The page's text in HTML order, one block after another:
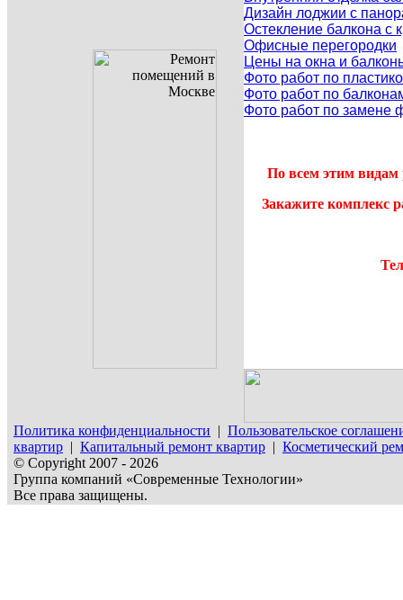
Дизайн лоджии с
Остекление балкона с
Офисные перегородки
Цены на окна и
Фото работ по
Фото работ по
Фото работ по замене
По всем этим видам
Закажите комплекс
Политика конфиденциальности | Пользовательское
квартир | Капитальный ремонт квартир | Косметический
© Copyright 2007 - 2026
Группа компаний «Современные Технологии»
Все права защищены.